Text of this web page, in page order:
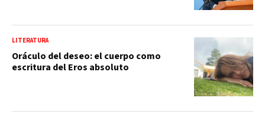
LITERATURA
Oráculo del deseo: el cuerpo como
escritura del Eros absoluto